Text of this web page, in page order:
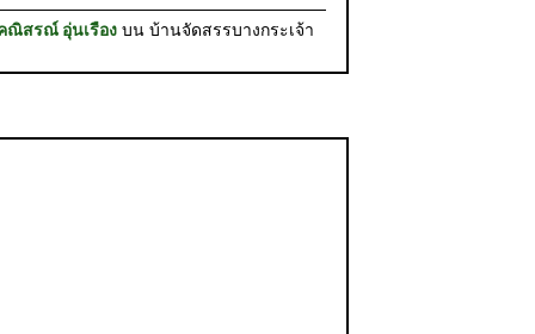
ณิสรณ์ อุ่นเรืองบน บ้านจัดสรรบางกระเจ้า